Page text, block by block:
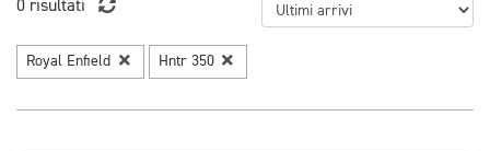
0 risultati
Royal Enfield Hntr 350